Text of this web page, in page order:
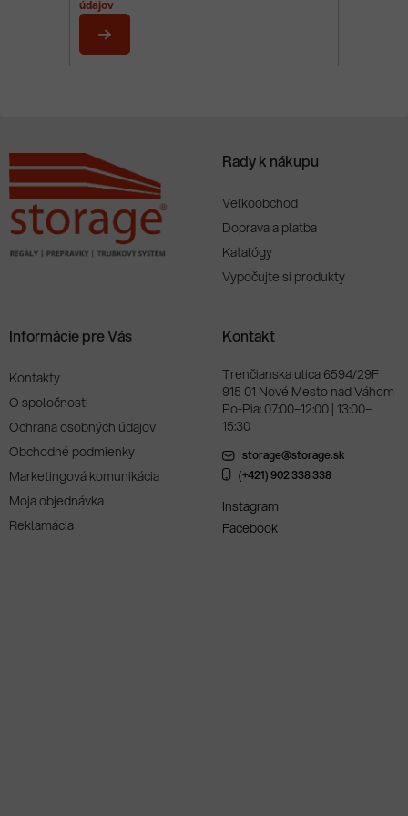
údajov
PRIHLÁSIŤ
Rady k nákupu
Veľkoobchod
Doprava a platba
Katalógy
Vypočujte si produkty
Informácie pre Vás
Kontakty
O spoločnosti
Ochrana osobných údajov
Obchodné podmienky
Marketingová komunikácia
Moja objednávka
Reklamácia
Kontakt
Trenčianska ulica 6594/29F
915 01 Nové Mesto nad Váhom
Po-Pia: 07:00–12:00 | 13:00–
15:30
storage@storage.sk
(+421) 902 338 338
Instagram
Facebook